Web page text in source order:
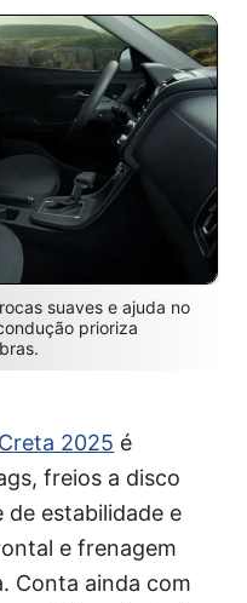
suaves e ajuda no
prioriza
Creta 2025 é
freios a disco
estabilidade e
e frenagem
Conta ainda com